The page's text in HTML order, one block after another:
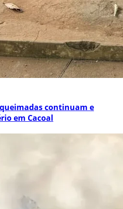
continuam e
em Cacoal